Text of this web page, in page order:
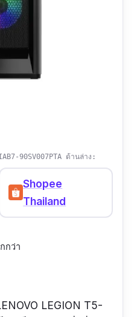
90SV007PTA ด้านล่าง:
Shopee
Thailand
กว่า
LEGION T5-